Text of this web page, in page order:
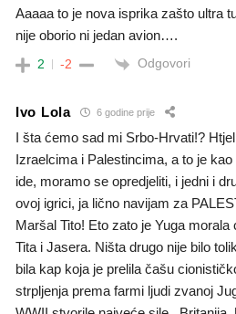
Aaaaa to je nova isprika zašto ultra
nije oborio ni jedan avion….
2 -2 Odgovori
Ivo Lola 6 godine prije
I šta ćemo sad mi Srbo-Hrvati!?
Izraelcima i Palestincima, a to je
ide, moramo se opredjeliti, i jedni i
ovoj igrici, ja lično navijam za
Maršal Tito! Eto zato je Yuga
Tita i Jasera. Ništa drugo nije bilo
bila kap koja je prelila čašu
strpljenja prema farmi ljudi zvanoj